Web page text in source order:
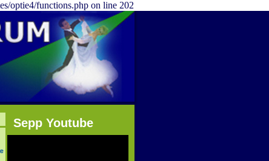
optie4/functions.php on line 202
Sepp Youtube